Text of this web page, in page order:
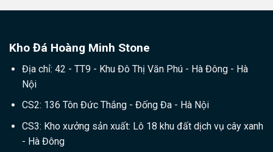
Kho Đá Hoàng Minh Stone
Địa chỉ: 42 - TT9 - Khu Đô Thị Văn Phú - Hà Đông - Hà
Nội
CS2: 136 Tôn Đức Thắng - Đống Đa - Hà Nội
CS3: Kho xưởng sản xuất: Lô 18 khu đất dịch vụ cây xanh
- Hà Đông